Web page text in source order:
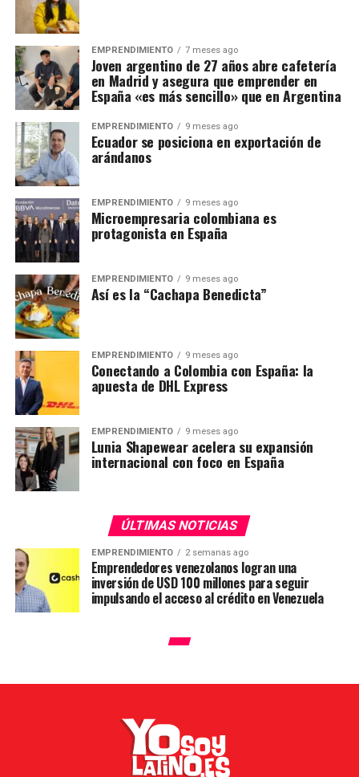
EMPRENDIMIENTO 7 meses ago
Joven argentino de 27 años abre cafetería
en Madrid y asegura que emprender en
España «es más sencillo» que en Argentina
EMPRENDIMIENTO 9 meses ago
Ecuador se posiciona en exportación de
arándanos
EMPRENDIMIENTO 9 meses ago
Microempresaria colombiana es
protagonista en España
EMPRENDIMIENTO 9 meses ago
Así es la “Cachapa Benedicta”
EMPRENDIMIENTO 9 meses ago
Conectando a Colombia con España: la
apuesta de DHL Express
EMPRENDIMIENTO 9 meses ago
Lunia Shapewear acelera su expansión
internacional con foco en España
ÚLTIMAS NOTICIAS
EMPRENDIMIENTO 2 semanas ago
Emprendedores venezolanos logran una
inversión de USD 100 millones para seguir
impulsando el acceso al crédito en Venezuela